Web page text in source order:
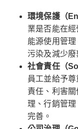
環境保護（
業是否能在
能源使用管
污染及減少
社會責任（
員工並給予
責任、利害
理、行銷管
完善。